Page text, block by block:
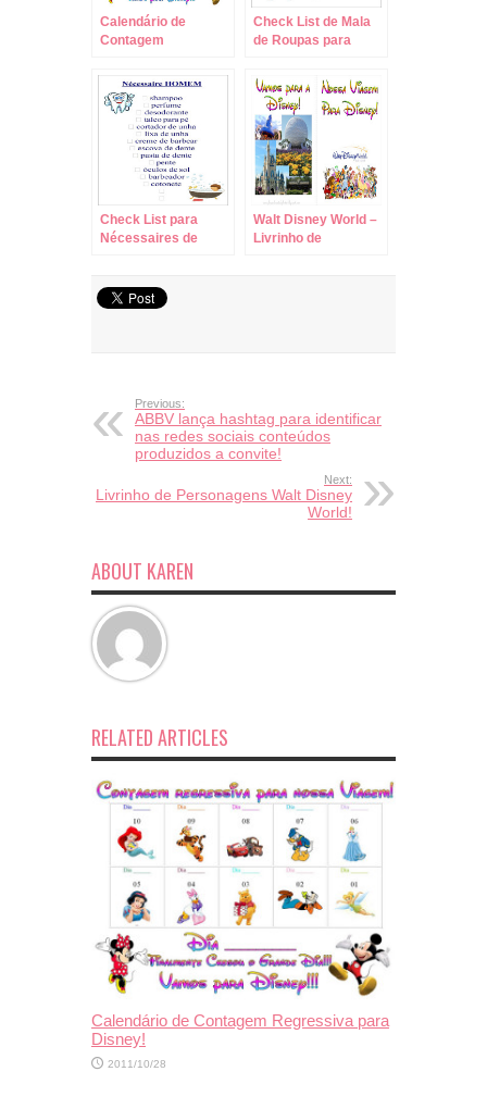
Calendário de
Contagem
Check List de Mala
de Roupas para
Check List para
Nécessaires de
Walt Disney World –
Livrinho de
Previous:
ABBV lança hashtag para identificar
nas redes sociais conteúdos
produzidos a convite!
Next:
Livrinho de Personagens Walt Disney
World!
ABOUT KAREN
RELATED ARTICLES
Calendário de Contagem Regressiva para
Disney!
2011/10/28